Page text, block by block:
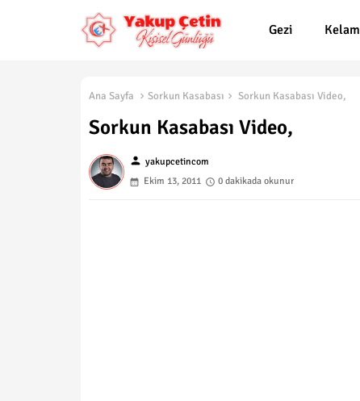
Gezi Kelam
Ana Sayfa Sorkun Kasabası Sorkun Kasabası Video,
Sorkun Kasabası Video,
person yakupcetincom
Ekim 13, 2011
0 dakikada okunur